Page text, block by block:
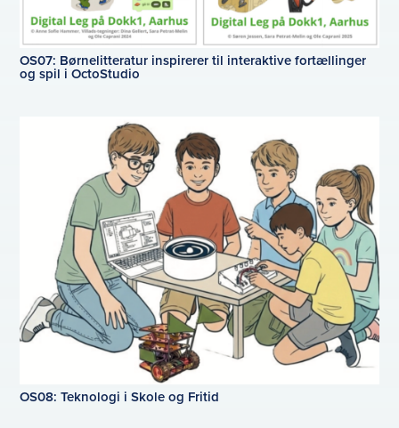
OS07: Børnelitteratur inspirerer til interaktive fortællinger
og spil i OctoStudio
OS08: Teknologi i Skole og Fritid